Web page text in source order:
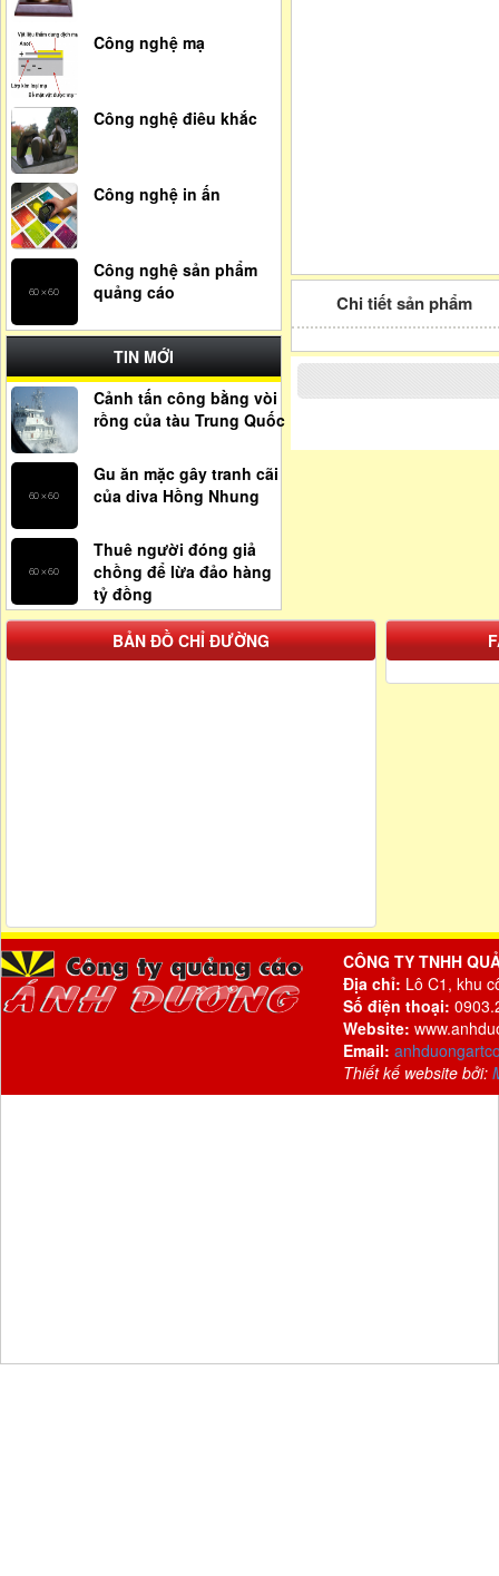
Công nghệ mạ
Công nghệ điêu khắc
Công nghệ in ấn
Công nghệ sản phẩm
quảng cáo
TIN MỚI
Cảnh tấn công bằng vòi
rồng của tàu Trung Quốc
Gu ăn mặc gây tranh cãi
của diva Hồng Nhung
Thuê người đóng giả
chồng để lừa đảo hàng
tỷ đồng
Chi tiết sản phẩm
BẢN ĐỒ CHỈ ĐƯỜNG
CÔNG TY TNHH
Địa chỉ: Lô C1, khu
Số điện thoại:
Website:
Email:
Thiết kế website bởi: